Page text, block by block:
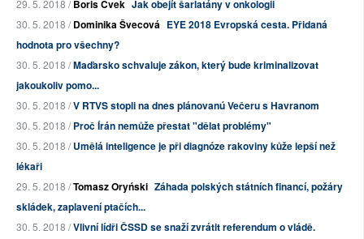
29. 5. 2018 /Boris Cvek Jak obejít šarlatány v onkologii
30. 5. 2018 /Dominika Švecová EYE 2018 Evropská cesta. Přidaná
hodnota pro všechny?
30. 5. 2018 /Maďarsko schvaluje zákon, který bude kriminalizovat
jakoukoliv pomo...
30. 5. 2018 /V RTVS stopli na dnes plánovanú Večeru s Havranom
30. 5. 2018 /Proč Írán nemůže přestat "dělat problémy"
30. 5. 2018 /Umělá inteligence je při diagnóze rakoviny kůže lepší než
lékaři
29. 5. 2018 /Tomasz Oryński Záhada polských státních financí, požáry
skládek, zaplavení ptačích...
30. 5. 2018 /Vlivní lídři ČSSD se snaží zvrátit referendum o vládě.